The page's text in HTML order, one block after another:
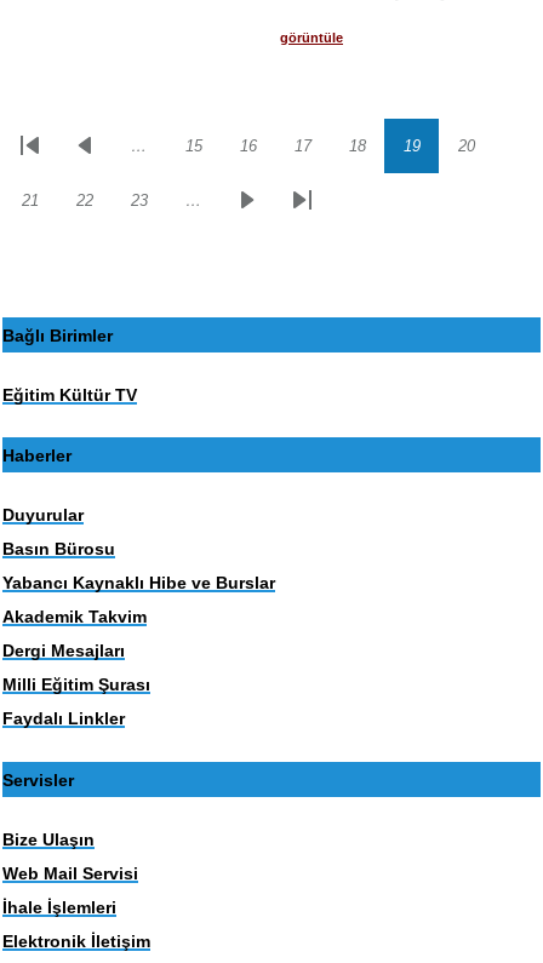
görüntüle
Sayfalama
İlk
Önceki… Sayfa
15 Sayfa
16 Sayfa
17 Sayfa
18 Sayfa
19 Sayfa
20
Sayfa
21 Sayfa
22 Sayfa
23 …
SonrakiSon
Bağlı Birimler
Eğitim Kültür TV
Haberler
Duyurular
Basın Bürosu
Yabancı Kaynaklı Hibe ve Burslar
Akademik Takvim
Dergi Mesajları
Milli Eğitim Şurası
Faydalı Linkler
Servisler
Bize Ulaşın
Web Mail Servisi
İhale İşlemleri
Elektronik İletişim